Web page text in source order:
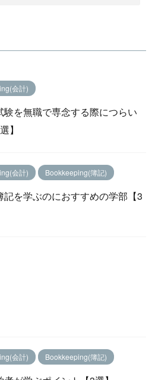
会計)
験を無職で専念する際につらい
】
会計) Bookkeeping(簿記)
記を学ぶのにおすすめの学部【3
会計) Bookkeeping(簿記)